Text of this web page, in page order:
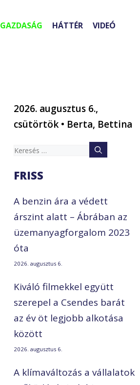
GAZDASÁG HÁTTÉR VIDEÓ
2026. augusztus 6.,
csütörtök • Berta, Bettina
Keresés:
FRISS
A benzin ára a védett
árszint alatt – Ábrában az
üzemanyagforgalom 2023
óta
2026. augusztus 6.
Kiváló filmekkel együtt
szerepel a Csendes barát
az év öt legjobb alkotása
között
2026. augusztus 6.
A klímaváltozás a vállalatok